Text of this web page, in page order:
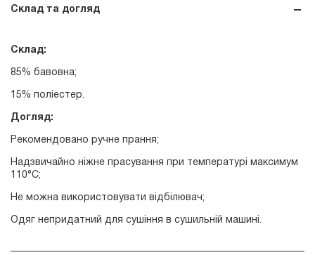
Склад та догляд
Склад:
85% бавовна;
15% поліестер.
Догляд:
Рекомендовано ручне прання;
Надзвичайно ніжне прасування при температурі максимум
110°С;
Не можна використовувати відбілювач;
Одяг непридатний для сушіння в сушильній машині.